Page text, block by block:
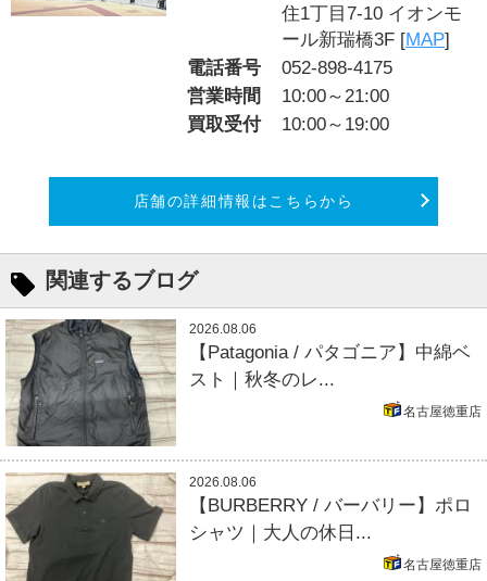
住1丁目7-10 イオンモ
ール新瑞橋3F [MAP]
電話番号
052-898-4175
営業時間
10:00～21:00
買取受付
10:00～19:00
店舗の詳細情報はこちらから
関連するブログ
2026.08.06
【Patagonia / パタゴニア】中綿ベ
スト｜秋冬のレ...
名古屋徳重店
2026.08.06
【BURBERRY / バーバリー】ポロ
シャツ｜大人の休日...
名古屋徳重店